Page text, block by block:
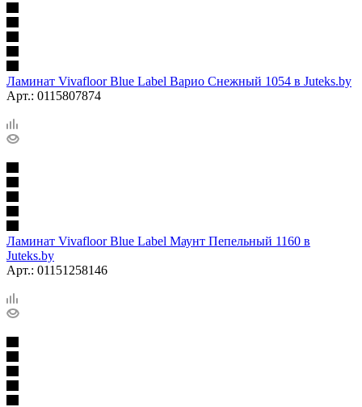
Ламинат Vivafloor Blue Label Варио Снежный 1054 в Juteks.by
Арт.: 0115807874
Ламинат Vivafloor Blue Label Маунт Пепельный 1160 в
Juteks.by
Арт.: 01151258146